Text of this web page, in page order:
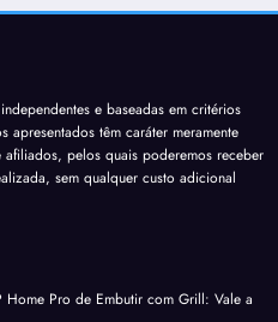
e baseadas em critérios
têm caráter meramente
pelos quais poderemos receber
sem qualquer custo adicional
Pro de Embutir com Grill: Vale a